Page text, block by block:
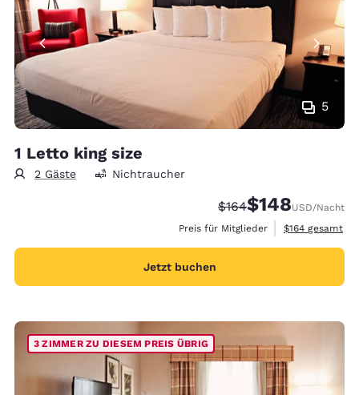
5
1 Letto king size
2 Gäste Nichtraucher
Durchgestrichener
$164Vergünstigter
$148USD/Nacht
Preis für Mitglieder
Geschätzte
$164 gesamt
Jetzt buchen
3 ZIMMER ZU DIESEM PREIS ÜBRIG